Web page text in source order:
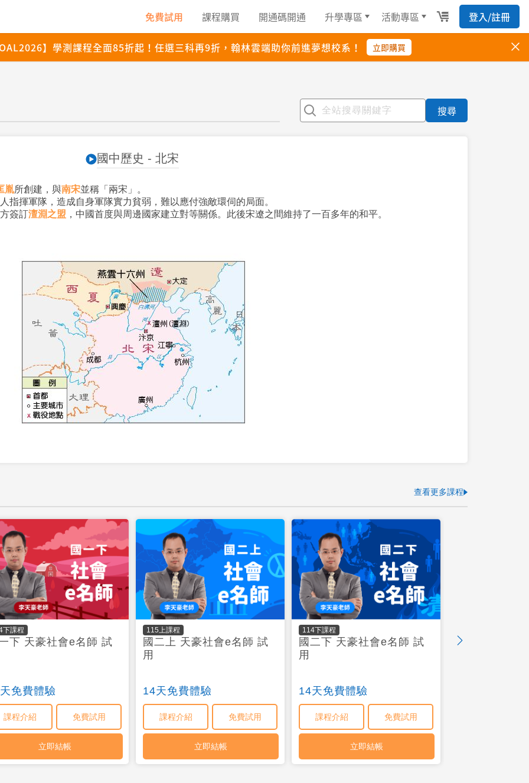
搜尋
國中歷史 - 北宋
胤所創建，與南宋並稱「兩宋」。
指揮軍隊，造成自身軍隊實力貧弱，難以應付強敵環伺的局面。
簽訂澶淵之盟 ，中國首度與周邊國家建立對等關係。此後宋遼之間維持了一百多年的和平。
查看更多課程